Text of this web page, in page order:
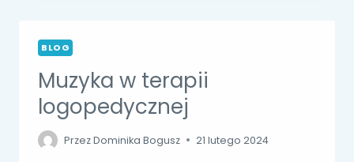
BLOG
Muzyka w terapii
logopedycznej
PrzezDominika Bogusz 21 lutego 2024